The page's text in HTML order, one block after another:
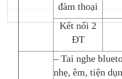
đàm thoại
Kết nối 2
ĐT
– Tai nghe
nhẹ, êm, tiện